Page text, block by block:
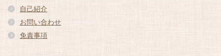
ブ
自己紹介
お問い合わせ
免責事項